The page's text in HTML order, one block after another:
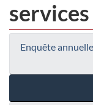
Enquête